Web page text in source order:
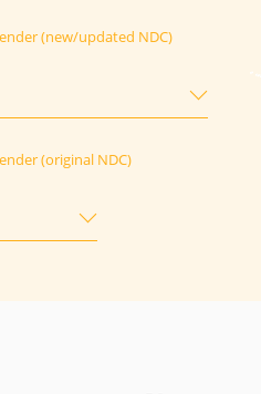
(new/updated NDC)
(original NDC)